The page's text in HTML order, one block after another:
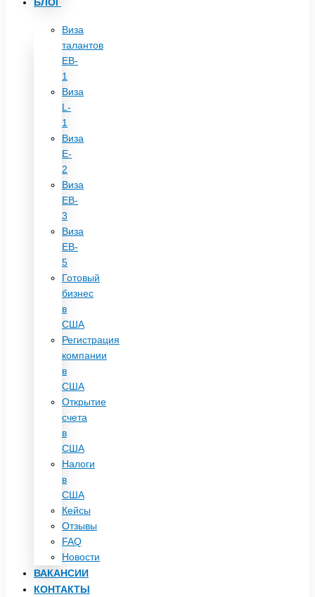
Виза
талантов
EB-
1
Виза
L-
1
Виза
E-
2
Виза
EB-
3
Виза
EB-
5
Готовый
бизнес
в
США
Регистрация
компании
в
США
Открытие
счета
в
США
Налоги
в
США
Кейсы
Отзывы
FAQ
Новости
ВАКАНСИИ
КОНТАКТЫ